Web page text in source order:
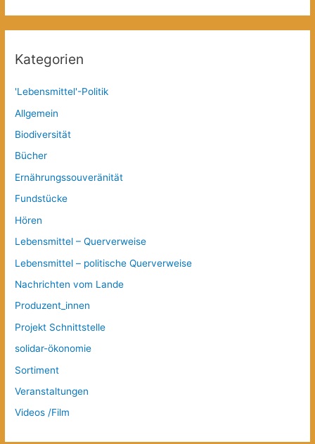
Kategorien
'Lebensmittel'-Politik
Allgemein
Biodiversität
Bücher
Ernährungssouveränität
Fundstücke
Hören
Lebensmittel – Querverweise
Lebensmittel – politische Querverweise
Nachrichten vom Lande
Produzent_innen
Projekt Schnittstelle
solidar-ökonomie
Sortiment
Veranstaltungen
Videos /Film